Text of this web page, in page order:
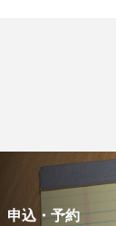
申込・予約